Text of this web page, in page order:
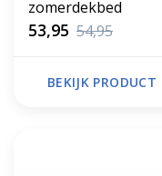
zomerdekbed
53,95 54,95
BEKIJK PRODUCT